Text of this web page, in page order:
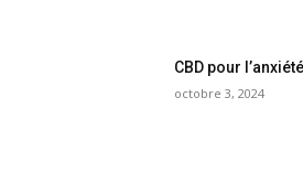
CBD pour
octobre 3, 2024